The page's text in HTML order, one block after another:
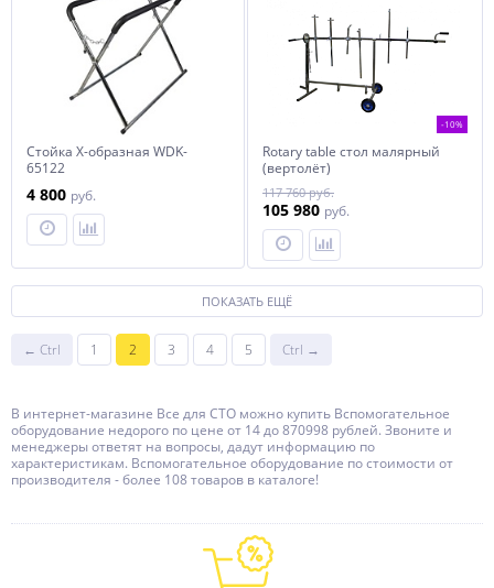
Стойка Х-образная WDK-
65122
4 800 руб.
-10%
Rotary table стол малярный
(вертолёт)
117 760 руб.
105 980 руб.
ПОКАЗАТЬ ЕЩЁ
← Ctrl 1 2 3 4 5 Ctrl →
В интернет-магазине Все для СТО можно купить Вспомогательное
оборудование недорого по цене от 14 до 870998 рублей. Звоните и
менеджеры ответят на вопросы, дадут информацию по
характеристикам. Вспомогательное оборудование по стоимости от
производителя - более 108 товаров в каталоге!